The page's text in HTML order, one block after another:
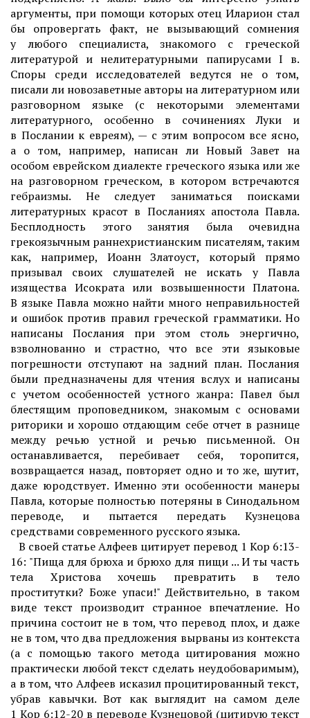
аргументы, при помощи которых отец Иларион стал
бы опровергать факт, не вызывающий сомнения
у любого специалиста, знакомого с греческой
литературой и нелитературными папирусами I в.
Споры среди исследователей ведутся не о том,
писали ли новозаветные авторы на литературном или
разговорном языке (с некоторыми элементами
литературного, особенно в сочинениях Луки и
в Послании к евреям), — с этим вопросом все ясно,
а о том, например, написан ли Новый Завет на
особом еврейском диалекте греческого языка или же
на разговорном греческом, в котором встречаются
гебраизмы. Не следует заниматься поисками
литературных красот в Посланиях апостола Павла.
Бесплодность этого занятия была очевидна
грекоязычным раннехристианским писателям, таким
как, например, Иоанн Златоуст, который прямо
призывал своих слушателей не искать у Павла
изящества Исократа или возвышенности Платона.
В языке Павла можно найти много неправильностей
и ошибок против правил греческой грамматики. Но
написаны Послания при этом столь энергично,
взволнованно и страстно, что все эти языковые
погрешности отступают на задний план. Послания
были предназначены для чтения вслух и написаны
с учетом особенностей устного жанра: Павел был
блестящим проповедником, знакомым с основами
риторики и хорошо отдающим себе отчет в разнице
между речью устной и речью письменной. Он
останавливается, перебивает себя, торопится,
возвращается назад, повторяет одно и то же, шутит,
даже юродствует. Именно эти особенности манеры
Павла, которые полностью потеряны в Синодальном
переводе, и пытается передать Кузнецова
средствами современного русского языка.
В своей статье Алфеев цитирует перевод 1 Кор 6:13-
16: "Пища для брюха и брюхо для пищи ... И ты часть
тела Христова хочешь превратить в тело
проститутки? Боже упаси!" Действительно, в таком
виде текст производит странное впечатление. Но
причина состоит не в том, что перевод плох, и даже
не в том, что два предложения вырваны из контекста
(а с помощью такого метода цитирования можно
практически любой текст сделать неудобоваримым),
а в том, что Алфеев исказил процитированный текст,
убрав кавычки. Вот как выглядит на самом деле
1 Кор 6:12-20 в переводе Кузнецовой (цитирую текст